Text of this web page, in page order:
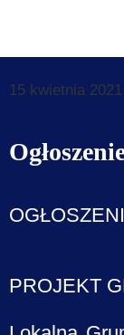
15 kwietnia 2021
PROJEKT